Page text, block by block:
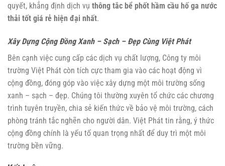
quyết, khẳng định dịch vụ thông tắc bể phốt hầm cầu hố ga nước
thải tốt giá rẻ hiện đại nhất.
Xây Dựng Cộng Đồng Xanh – Sạch – Đẹp Cùng Việt Phát
Bên cạnh việc cung cấp các dịch vụ chất lượng, Công ty môi
trường Việt Phát còn tích cực tham gia vào các hoạt động vì
cộng đồng, đóng góp vào việc xây dựng một môi trường sống
xanh – sạch – đẹp. Chúng tôi thường xuyên tổ chức các chương
trình tuyên truyền, chia sẻ kiến thức về bảo vệ môi trường, cách
phòng tránh tắc nghẽn cho người dân. Việt Phát tin rằng, ý thức
cộng đồng chính là yếu tố quan trọng nhất để duy trì một môi
trường bền vững.